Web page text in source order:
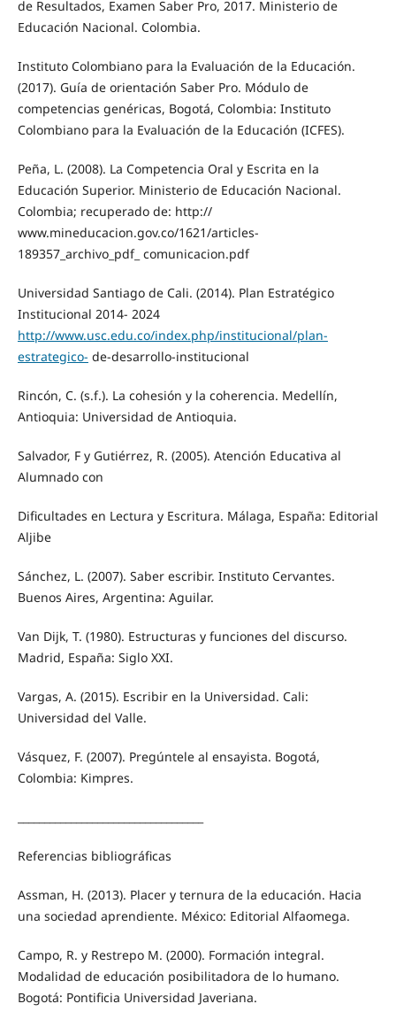
de Resultados, Examen Saber Pro, 2017. Ministerio de
Educación Nacional. Colombia.
Instituto Colombiano para la Evaluación de la Educación.
(2017). Guía de orientación Saber Pro. Módulo de
competencias genéricas, Bogotá, Colombia: Instituto
Colombiano para la Evaluación de la Educación (ICFES).
Peña, L. (2008). La Competencia Oral y Escrita en la
Educación Superior. Ministerio de Educación Nacional.
Colombia; recuperado de: http://
www.mineducacion.gov.co/1621/articles-
189357_archivo_pdf_ comunicacion.pdf
Universidad Santiago de Cali. (2014). Plan Estratégico
Institucional 2014- 2024
http://www.usc.edu.co/index.php/institucional/plan-
estrategico- de-desarrollo-institucional
Rincón, C. (s.f.). La cohesión y la coherencia. Medellín,
Antioquia: Universidad de Antioquia.
Salvador, F y Gutiérrez, R. (2005). Atención Educativa al
Alumnado con
Dificultades en Lectura y Escritura. Málaga, España: Editorial
Aljibe
Sánchez, L. (2007). Saber escribir. Instituto Cervantes.
Buenos Aires, Argentina: Aguilar.
Van Dijk, T. (1980). Estructuras y funciones del discurso.
Madrid, España: Siglo XXI.
Vargas, A. (2015). Escribir en la Universidad. Cali:
Universidad del Valle.
Vásquez, F. (2007). Pregúntele al ensayista. Bogotá,
Colombia: Kimpres.
Referencias bibliográficas
Assman, H. (2013). Placer y ternura de la educación. Hacia
una sociedad aprendiente. México: Editorial Alfaomega.
Campo, R. y Restrepo M. (2000). Formación integral.
Modalidad de educación posibilitadora de lo humano.
Bogotá: Pontificia Universidad Javeriana.